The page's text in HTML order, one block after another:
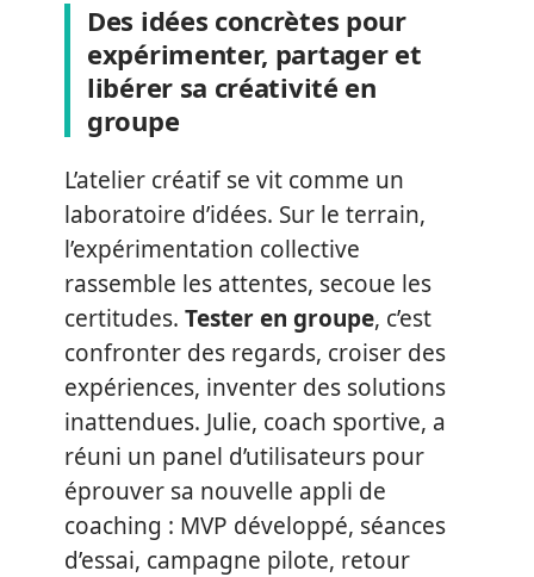
Des idées concrètes pour
expérimenter, partager et
libérer sa créativité en
groupe
L’atelier créatif se vit comme un
laboratoire d’idées. Sur le terrain,
l’expérimentation collective
rassemble les attentes, secoue les
certitudes. Tester en groupe, c’est
confronter des regards, croiser des
expériences, inventer des solutions
inattendues. Julie, coach sportive, a
réuni un panel d’utilisateurs pour
éprouver sa nouvelle appli de
coaching : MVP développé, séances
d’essai, campagne pilote, retour